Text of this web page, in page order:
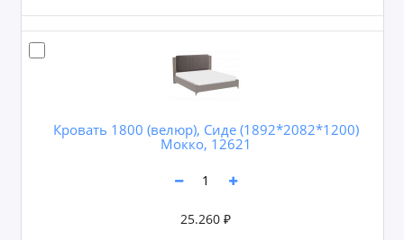
Кровать 1800 (велюр), Сиде (1892*2082*1200)
Мокко, 12621
25.260 ₽